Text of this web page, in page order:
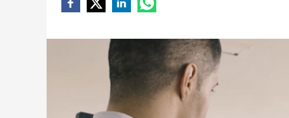
Share
on
(opens
Share
on
(opens
new
window)
Share
on
(opens
Share
on
(opens
window)